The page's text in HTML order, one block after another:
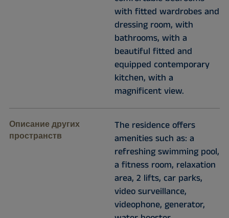
with fitted wardrobes and
dressing room, with
bathrooms, with a
beautiful fitted and
equipped contemporary
kitchen, with a
magnificent view.
Описание других
пространств
The residence offers
amenities such as: a
refreshing swimming pool,
a fitness room, relaxation
area, 2 lifts, car parks,
video surveillance,
videophone, generator,